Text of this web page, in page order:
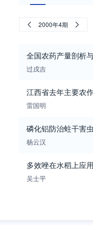
2000年4期
全国农药产量剖析
过戌吉
江西省去年主要农
雷国明
磷化铝防治蛀干害
杨云汉
多效唑在水稻上应
吴士平